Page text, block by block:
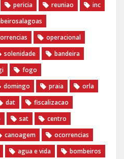
pericia reuniao
inc
operacional
solenidade
bandeira
fogo
domingo praia
orla
dat
fiscalizacao
sat
centro
canoagem
ocorrencias
agua e vida
bombeiros